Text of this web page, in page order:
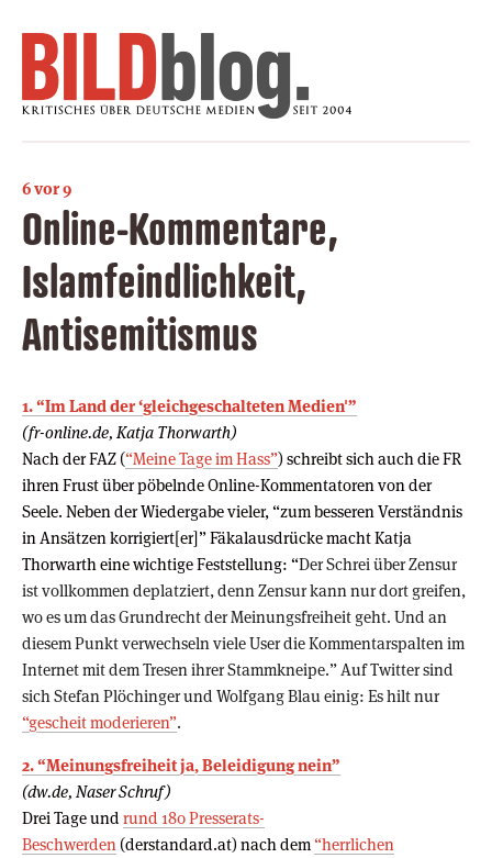
6 vor 9
Online-Kommentare,
Islamfeindlichkeit,
Antisemitismus
1. “Im Land der ‘gleichgeschalteten Medien'”
(fr-online.de, Katja Thorwarth)
Nach der FAZ (“Meine Tage im Hass”) schreibt sich auch die FR
ihren Frust über pöbelnde Online-Kommentatoren von der
Seele. Neben der Wiedergabe vieler, “zum besseren Verständnis
in Ansätzen korrigiert[er]” Fäkalausdrücke macht Katja
Thorwarth eine wichtige Feststellung: “Der Schrei über Zensur
ist vollkommen deplatziert, denn Zensur kann nur dort greifen,
wo es um das Grundrecht der Meinungsfreiheit geht. Und an
diesem Punkt verwechseln viele User die Kommentarspalten im
Internet mit dem Tresen ihrer Stammkneipe.” Auf Twitter sind
sich Stefan Plöchinger und Wolfgang Blau einig: Es hilt nur
“gescheit moderieren”.
2. “Meinungsfreiheit ja, Beleidigung nein”
(dw.de, Naser Schruf)
Drei Tage und rund 180 Presserats-
Beschwerden (derstandard.at) nach dem “herrlichen